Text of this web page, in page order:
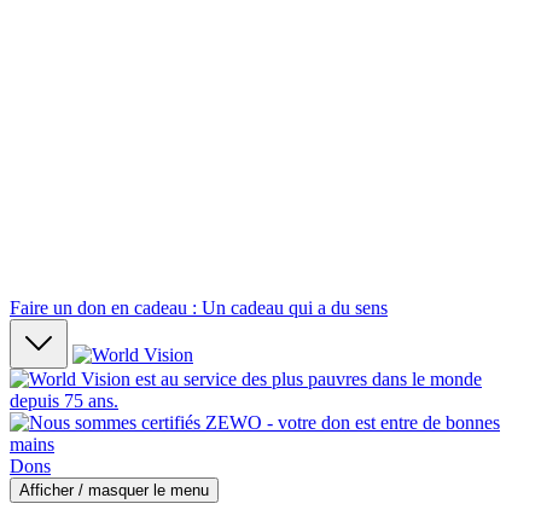
Faire un don en cadeau : Un cadeau qui a du sens
Dons
Afficher / masquer le menu